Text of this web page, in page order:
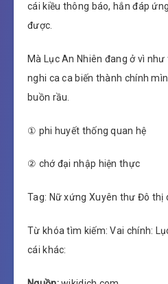
cái kiều thông báo, hắn đáp
được.
Mà Lục An Nhiên đang ở vì
nghi ca ca biến thành chính
buồn rầu.
① phi huyết thống quan hệ
② chớ đại nhập hiện thực
Tag: Nữ xứng Xuyên thư Đô thị
Từ khóa tìm kiếm: Vai chính:
cái khác: